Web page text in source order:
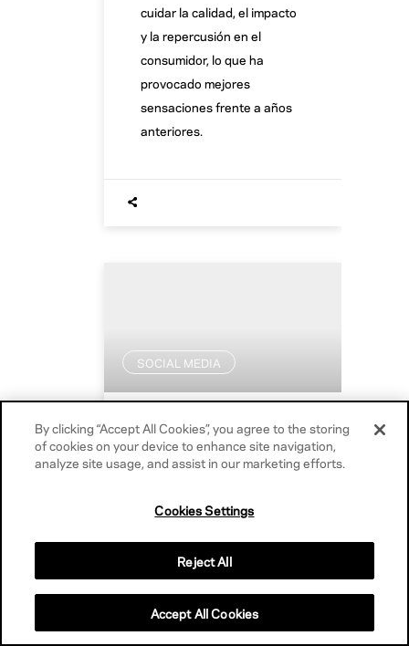
cuidar la calidad, el impacto
y la repercusión en el
consumidor, lo que ha
provocado mejores
sensaciones frente a años
anteriores.
SOCIAL MEDIA
Paid Media
for
Dummies:
Instagram
By clicking “Accept All Cookies”, you agree to the storing
of cookies on your device to enhance site navigation,
analyze site usage, and assist in our marketing efforts.
Cookies Settings
Reject All
Accept All Cookies